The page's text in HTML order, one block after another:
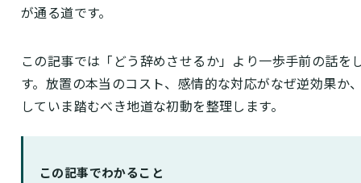
が通る道です。
この記事では「どう辞めさせるか」より一歩手前の話を
す。放置の本当のコスト、感情的な対応がなぜ逆効果か
していま踏むべき地道な初動を整理します。
この記事でわかること